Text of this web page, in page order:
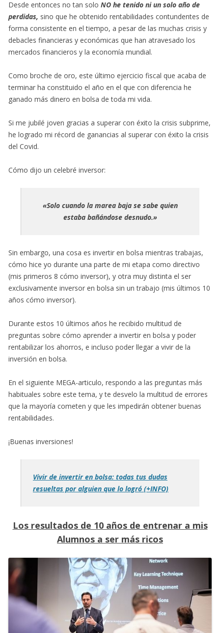
Desde entonces no tan solo NO he tenido ni un solo año de
perdidas, sino que he obtenido rentabilidades contundentes de
forma consistente en el tiempo, a pesar de las muchas crisis y
debacles financieras y económicas que han atravesado los
mercados financieros y la economía mundial.
Como broche de oro, este último ejercicio fiscal que acaba de
terminar ha constituido el año en el que con diferencia he
ganado más dinero en bolsa de toda mi vida.
Si me jubilé joven gracias a superar con éxito la crisis subprime,
he logrado mi récord de ganancias al superar con éxito la crisis
del Covid.
Cómo dijo un celebré inversor:
«Solo cuando la marea baja se sabe quien
estaba bañándose desnudo.»
Sin embargo, una cosa es invertir en bolsa mientras trabajas,
cómo hice yo durante una parte de mi etapa como directivo
(mis primeros 8 cómo inversor), y otra muy distinta el ser
exclusivamente inversor en bolsa sin un trabajo (mis últimos 10
años cómo inversor).
Durante estos 10 últimos años he recibido multitud de
preguntas sobre cómo aprender a invertir en bolsa y poder
rentabilizar los ahorros, e incluso poder llegar a vivir de la
inversión en bolsa.
En el siguiente MEGA-articulo, respondo a las preguntas más
habituales sobre este tema, y te desvelo la multitud de errores
que la mayoría cometen y que les impedirán obtener buenas
rentabilidades.
¡Buenas inversiones!
Vivir de invertir en bolsa: todas tus dudas
resueltas por alguien que lo logró (+INFO)
Los resultados de 10 años de entrenar a mis
Alumnos a ser más ricos